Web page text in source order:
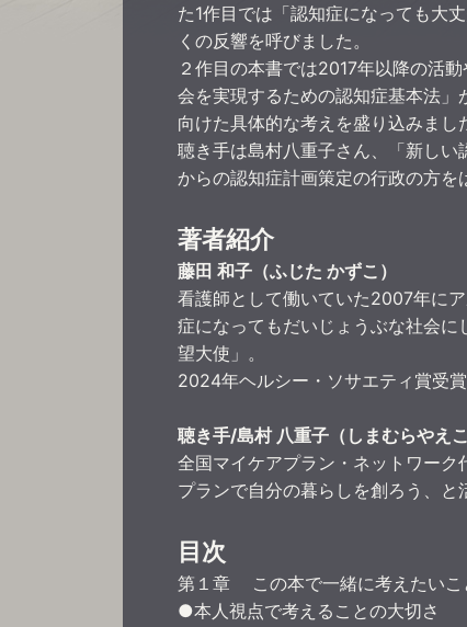
た1作目では「認知症になっても大
くの反響を呼びました。
２作目の本書では2017年以降の活
会を実現するための認知症基本法
向けた具体的な考えを盛り込みまし
聴き手は島村八重子さん、「新し
からの認知症計画策定の行政の方を
著者紹介
藤田 和子（ふじた かずこ）
看護師として働いていた2007年に
症になってもだいじょうぶな社会
望大使」。
2024年ヘルシー・ソサエティ賞受賞
聴き手/島村 八重子（しまむらやえこ
全国マイケアプラン・ネットワー
プランで自分の暮らしを創ろう、と
目次
第１章 この本で一緒に考えたいこ
●本人視点で考えることの大切さ